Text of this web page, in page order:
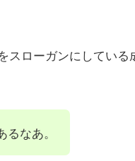
スローガンにしている
なあ。